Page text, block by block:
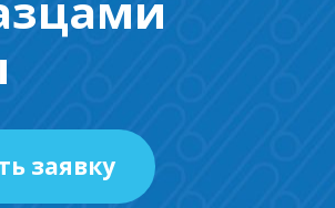
заявку